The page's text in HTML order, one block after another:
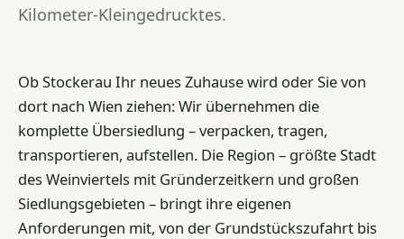
Kilometer-Kleingedrucktes.
Ob Stockerau Ihr neues Zuhause wird oder Sie von
dort nach Wien ziehen: Wir übernehmen die
komplette Übersiedlung – verpacken, tragen,
transportieren, aufstellen. Die Region – größte Stadt
des Weinviertels mit Gründerzeitkern und großen
Siedlungsgebieten – bringt ihre eigenen
Anforderungen mit, von der Grundstückszufahrt bis